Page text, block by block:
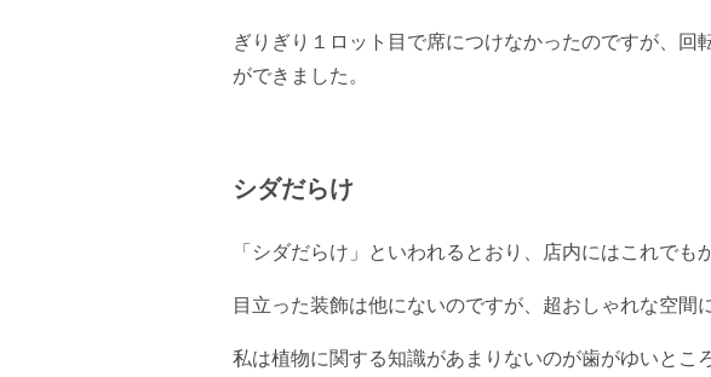
ぎりぎり１ロット目で席につけなかったのですが、
ができました。
シダだらけ
「シダだらけ」といわれるとおり、店内にはこれでも
目立った装飾は他にないのですが、超おしゃれな空間
私は植物に関する知識があまりないのが歯がゆいとこ